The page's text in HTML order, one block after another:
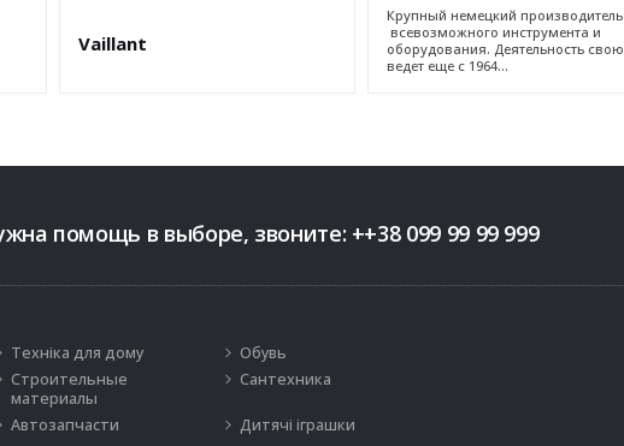
Vaillant
Крупный немецкий производитель
всевозможного инструмента и
оборудования. Деятельность свою
ведет еще с 1964...
помощь в выборе, звоните: ++38 099 99 99 999
Техніка для дому
Обувь
Строительные
материалы
Сантехника
Автозапчасти
Дитячі іграшки